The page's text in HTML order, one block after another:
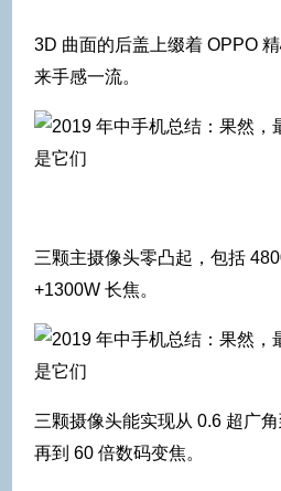
3D 曲面的后盖上缀着 OPPO
来手感一流。
三颗主摄像头零凸起，包括
+1300W 长焦。
三颗摄像头能实现从 0.6 超广
再到 60 倍数码变焦。